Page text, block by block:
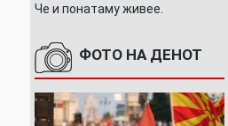
Че и понатаму живее.
ФОТО НА ДЕНОТ